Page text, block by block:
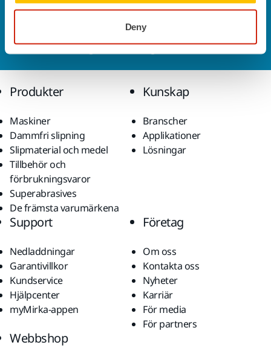
Deny
Kontakta oss
kundservice gärna dina frågor.
Produkter
Maskiner
Dammfri slipning
Slipmaterial och medel
Tillbehör och
förbrukningsvaror
Superabrasives
De främsta varumärkena
Kunskap
Branscher
Applikationer
Lösningar
Support
Nedladdningar
Garantivillkor
Kundservice
Hjälpcenter
myMirka-appen
Företag
Om oss
Kontakta oss
Nyheter
Karriär
För media
För partners
Webbshop